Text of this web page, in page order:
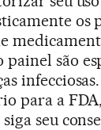
os
são
para a
seu